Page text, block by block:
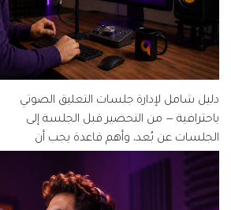
دليل شامل لإدارة جلسات التعليق الصوتي
باحترافية — من التحضير قبل الجلسة إلى
الجلسات عن بُعد، وأهم قاعدة يجب أن
يعرفها كل مخرج ومنتج وفنان صوت.